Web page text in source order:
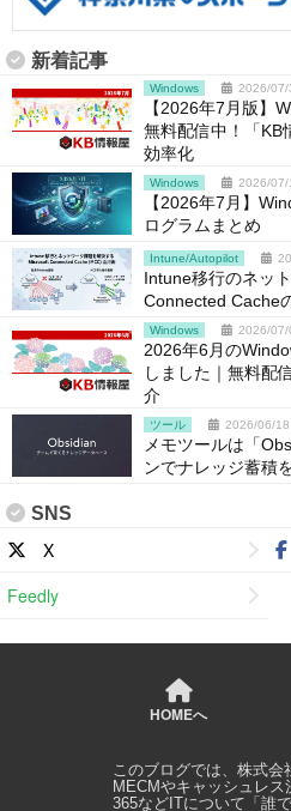
新着記事
Windows 2026/07/
【2026年7月版】
無料配信中！「KB
効率化
Windows 2026/07/
【2026年7月】
ログラムまとめ
Intune/Autopilot
Intune移行のネッ
Connected Cache
Windows 2026/07/
2026年6月の
しました｜無料配
介
ツール 2026/06/18
メモツールは「
ンでナレッジ蓄積
SNS
X
Feedly
HOMEへ
このブログでは、 株式会
MECMやキャッシュレ
365などITについて「誰